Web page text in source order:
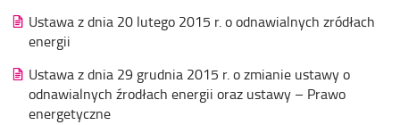
Ustawa z dnia 20 lutego 2015 r. o odnawialnych zródłach
energii
Ustawa z dnia 29 grudnia 2015 r. o zmianie ustawy o
odnawialnych źrodłach energii oraz ustawy – Prawo
energetyczne